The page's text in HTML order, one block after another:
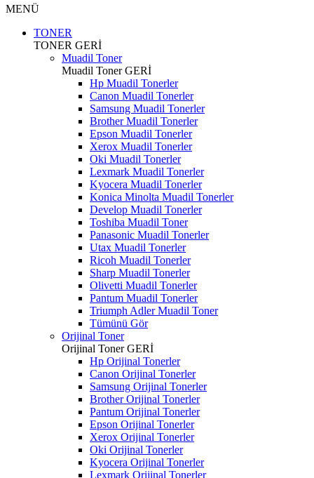
MENÜ
TONER
TONER GERİ
Muadil Toner
Muadil TonerGERİ
Hp Muadil Tonerler
Canon Muadil Tonerler
Samsung Muadil Tonerler
Brother Muadil Tonerler
Epson Muadil Tonerler
Xerox Muadil Tonerler
Oki Muadil Tonerler
Lexmark Muadil Tonerler
Kyocera Muadil Tonerler
Konica Minolta Muadil Tonerler
Develop Muadil Tonerler
Toshiba Muadil Toner
Panasonic Muadil Tonerler
Utax Muadil Tonerler
Ricoh Muadil Tonerler
Sharp Muadil Tonerler
Olivetti Muadil Tonerler
Pantum Muadil Tonerler
Triumph Adler Muadil Toner
Tümünü Gör
Orijinal Toner
Orijinal TonerGERİ
Hp Orijinal Tonerler
Canon Orijinal Tonerler
Samsung Orijinal Tonerler
Brother Orijinal Tonerler
Pantum Orijinal Tonerler
Epson Orijinal Tonerler
Xerox Orijinal Tonerler
Oki Orijinal Tonerler
Kyocera Orijinal Tonerler
Lexmark Orijinal Tonerler